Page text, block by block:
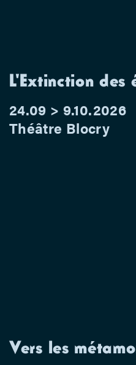
L'Extinction des
24.09 > 9.10.2026
Théâtre Blocry
Vers les